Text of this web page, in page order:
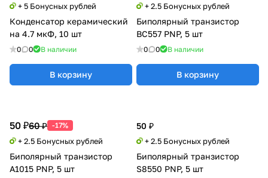
+ 5 Бонусных рублей
Конденсатор керамический
на 4.7 мкФ, 10 шт
0 0 В наличии
В корзину
+ 2.5 Бонусных рублей
Биполярный транзистор
BC557 PNP, 5 шт
0 0 В наличии
В корзину
50 ₽
+ 2.5 Бонусных рублей
Биполярный транзистор
S8550 PNP, 5 шт
50 ₽60 ₽ -17%
+ 2.5 Бонусных рублей
Биполярный транзистор
A1015 PNP, 5 шт